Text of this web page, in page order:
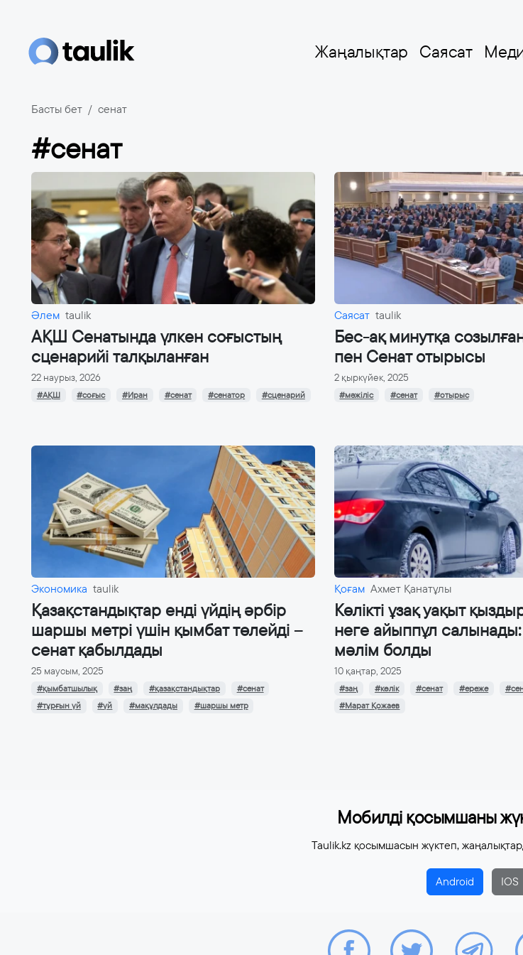
Жаңалықтар Саясат
Басты бет сенат
#сенат
Әлем taulik
АҚШ Сенатында үлкен соғыстың
сценарийі талқыланған
22 наурыз, 2026
#АҚШ #соғыс #Иран #сенат #сенатор #сценарий
Саясат taulik
Бес-ақ минутқа
пен Сенат отырысы
2 қыркүйек, 2025
#мәжіліс #сенат #отырыс
Экономика taulik
Қазақстандықтар енді үйдің әрбір
шаршы метрі үшін қымбат төлейді –
сенат қабылдады
25 маусым, 2025
#қымбатшылық #заң #қазақстандықтар
#сенат
#тұрғын үй
#үй #мақұлдады #шаршы метр
Қоғам Ахмет Қанатұлы
Көлікті ұзақ уақыт
неге айыппұл салынады:
мәлім болды
10 қаңтар, 2025
#заң #көлік #сенат #ереже
#Марат Қожаев
Мобилді қосымшаны
Taulik.kz қосымшасын жүктеп,
Android IOS